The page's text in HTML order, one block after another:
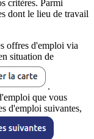
critères. Parmi
dont le lieu de travail
offres d'emploi via
situation de
.
que vous
d'emploi suivantes,